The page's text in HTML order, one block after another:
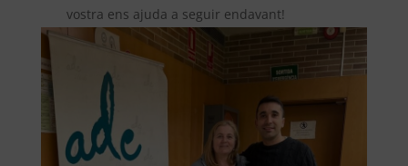
vostra ens ajuda a seguir endavant!